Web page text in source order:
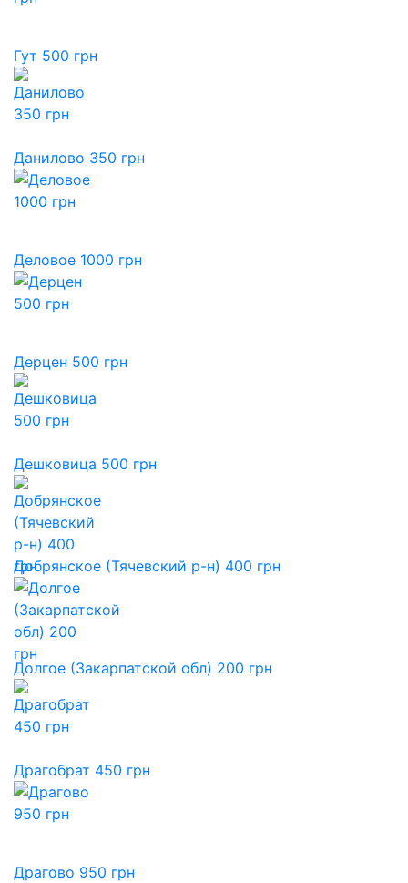
Гут 500 грн
Данилово 350 грн
Деловое 1000 грн
Дерцен 500 грн
Дешковица 500 грн
Добрянское (Тячевский р-н) 400 грн
Долгое (Закарпатской обл) 200 грн
Драгобрат 450 грн
Драгово 950 грн